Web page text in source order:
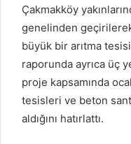
Çakmakköy
genelinden
büyük bir arıtma
raporunda ayrıca üç
proje kapsamında
tesisleri ve beton
aldığını hatırlattı.